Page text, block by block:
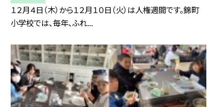
１２月４日（木）から１２月１０日（火）は人権週間です。錦町
小学校では、毎年、ふれ...